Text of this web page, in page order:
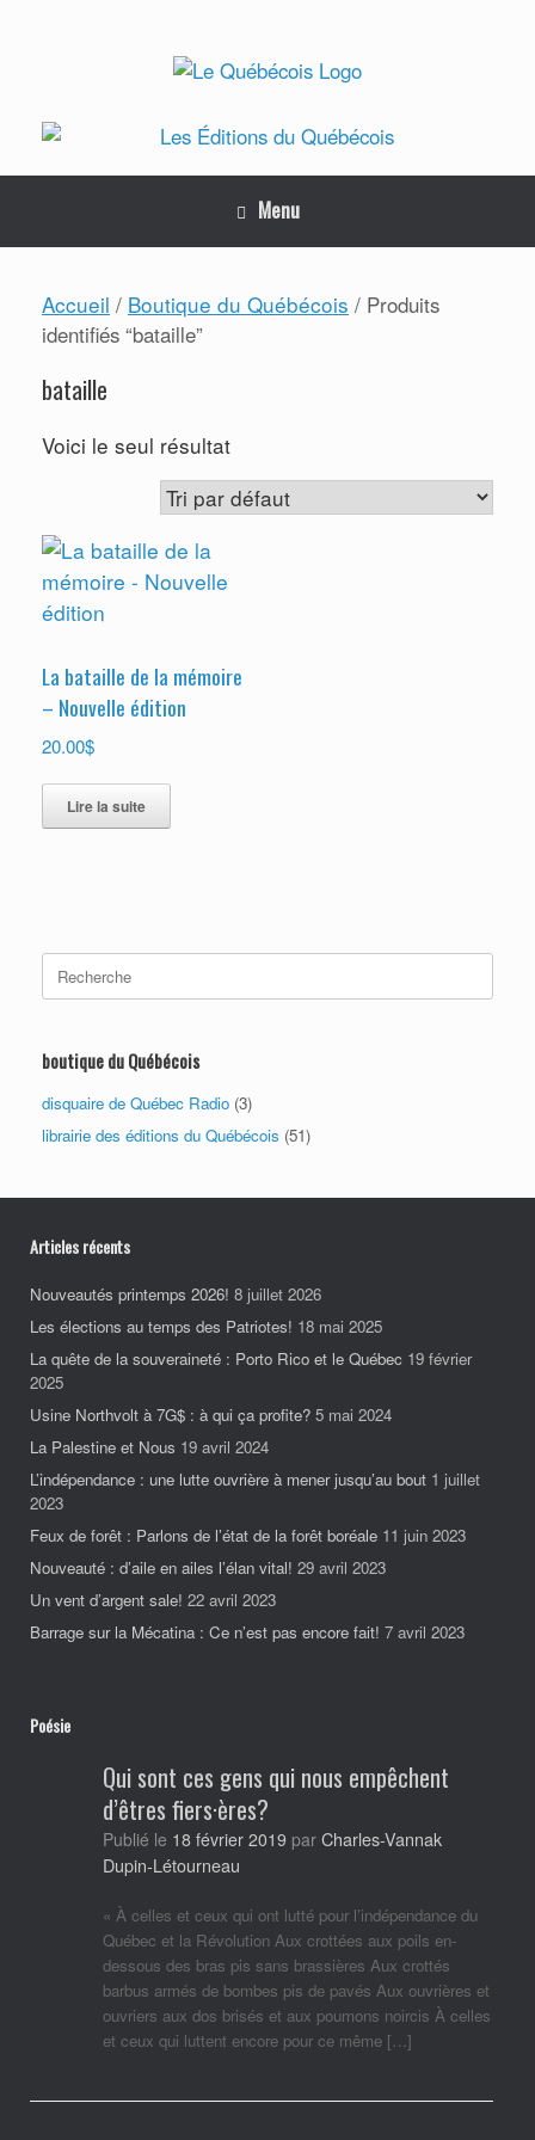
Menu
Accueil / Boutique du Québécois / Produits
identifiés “bataille”
bataille
Voici le seul résultat
La bataille de la mémoire
– Nouvelle édition
20.00$
Lire la suite
Search
for:
boutique du Québécois
disquaire de Québec Radio (3)
librairie des éditions du Québécois (51)
Articles récents
Nouveautés printemps 2026! 8 juillet 2026
Les élections au temps des Patriotes! 18 mai 2025
La quête de la souveraineté : Porto Rico et le Québec 19 février
2025
Usine Northvolt à 7G$ : à qui ça profite? 5 mai 2024
La Palestine et Nous 19 avril 2024
L’indépendance : une lutte ouvrière à mener jusqu’au bout 1 juillet
2023
Feux de forêt : Parlons de l’état de la forêt boréale 11 juin 2023
Nouveauté : d’aile en ailes l’élan vital! 29 avril 2023
Un vent d’argent sale! 22 avril 2023
Barrage sur la Mécatina : Ce n’est pas encore fait! 7 avril 2023
Poésie
Qui sont ces gens qui nous empêchent
d’êtres fiers·ères?
Publié le 18 février 2019 par Charles-Vannak
Dupin-Létourneau
« À celles et ceux qui ont lutté pour l’indépendance du
Québec et la Révolution Aux crottées aux poils en-
dessous des bras pis sans brassières Aux crottés
barbus armés de bombes pis de pavés Aux ouvrières et
ouvriers aux dos brisés et aux poumons noircis À celles
et ceux qui luttent encore pour ce même […]